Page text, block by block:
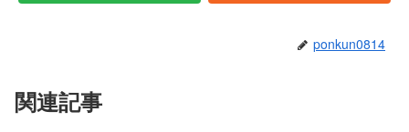
で
ponkun0814
関連記事